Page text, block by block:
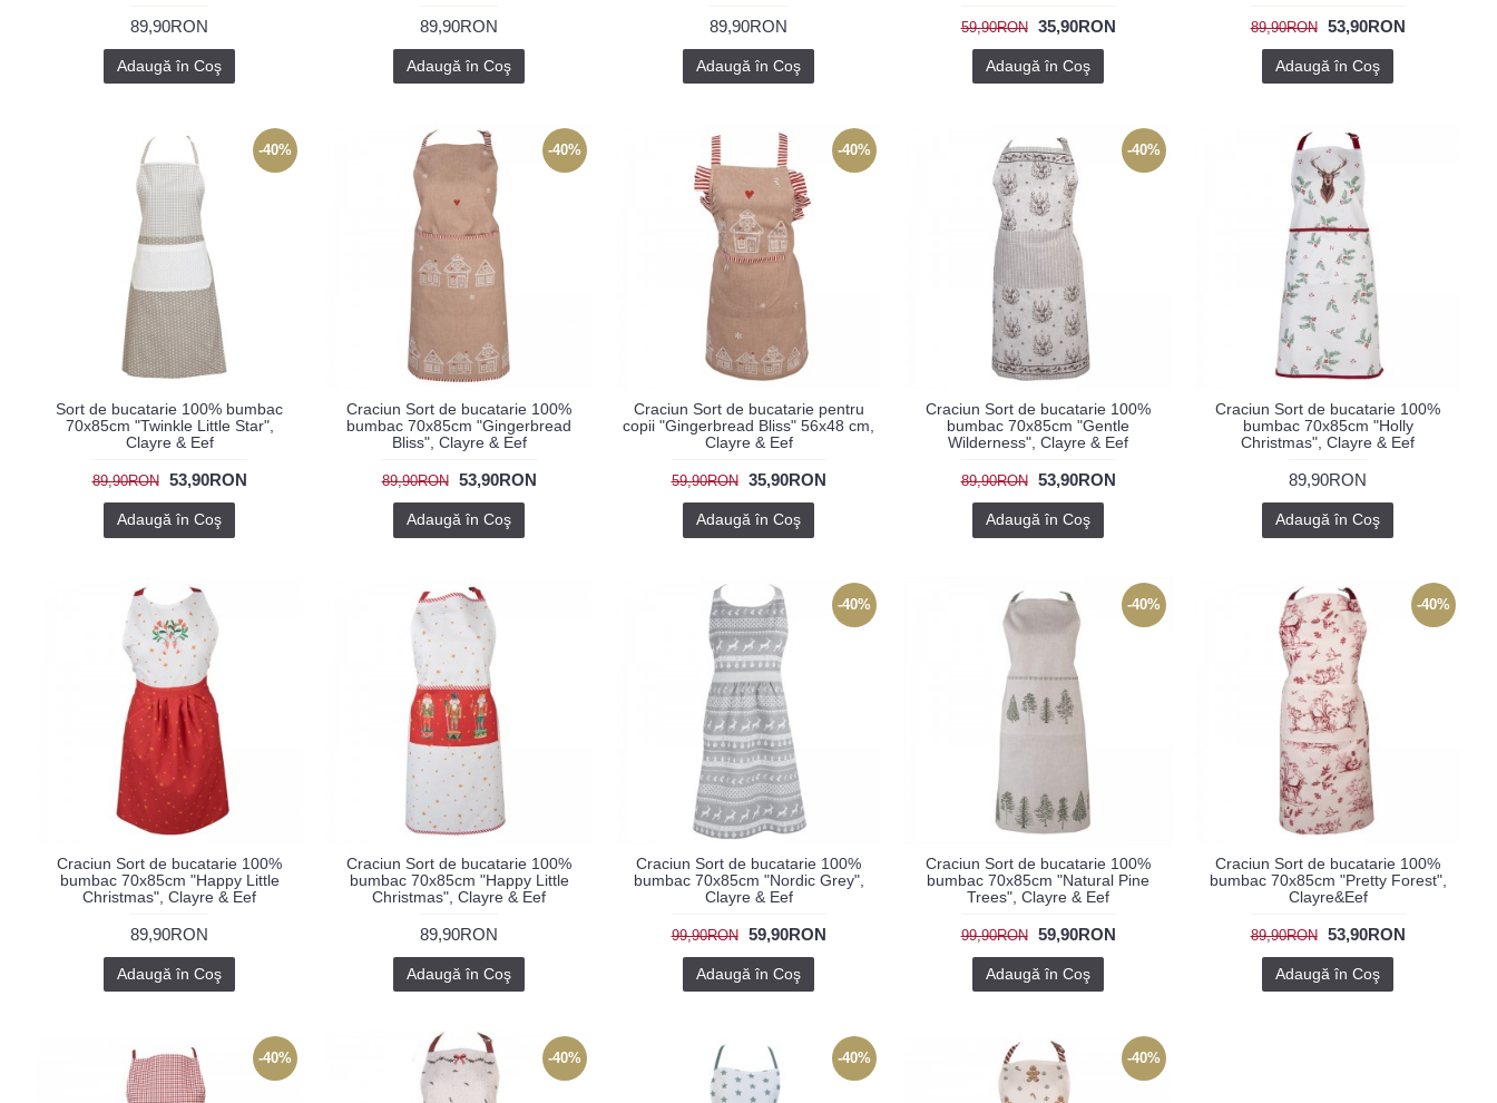
89,90RON
Adaugă în Coş
89,90RON
Adaugă în Coş
89,90RON
Adaugă în Coş
59,90RON 35,90RON
Adaugă în Coş
89,90RON 53,90RON
Adaugă în Coş
-40%
Sort de bucatarie 100% bumbac
70x85cm "Twinkle Little Star",
Clayre & Eef
89,90RON 53,90RON
Adaugă în Coş
-40%
Craciun Sort de bucatarie 100%
bumbac 70x85cm "Gingerbread
Bliss", Clayre & Eef
89,90RON 53,90RON
Adaugă în Coş
-40%
Craciun Sort de bucatarie pentru
copii "Gingerbread Bliss" 56x48 cm,
Clayre & Eef
59,90RON 35,90RON
Adaugă în Coş
-40%
Craciun Sort de bucatarie 100%
bumbac 70x85cm "Gentle
Wilderness", Clayre & Eef
89,90RON 53,90RON
Adaugă în Coş
Craciun Sort de bucatarie 100%
bumbac 70x85cm "Holly
Christmas", Clayre & Eef
89,90RON
Adaugă în Coş
Craciun Sort de bucatarie 100%
bumbac 70x85cm "Happy Little
Christmas", Clayre & Eef
89,90RON
Adaugă în Coş
Craciun Sort de bucatarie 100%
bumbac 70x85cm "Happy Little
Christmas", Clayre & Eef
89,90RON
Adaugă în Coş
-40%
Craciun Sort de bucatarie 100%
bumbac 70x85cm "Nordic Grey",
Clayre & Eef
99,90RON 59,90RON
Adaugă în Coş
-40%
Craciun Sort de bucatarie 100%
bumbac 70x85cm "Natural Pine
Trees", Clayre & Eef
99,90RON 59,90RON
Adaugă în Coş
-40%
Craciun Sort de bucatarie 100%
bumbac 70x85cm "Pretty Forest",
Clayre&Eef
89,90RON 53,90RON
Adaugă în Coş
-40% -40% -40% -40%